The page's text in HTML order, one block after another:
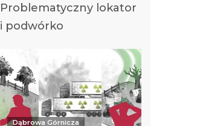
Problematyczny lokator
i podwórko
Dąbrowa Górnicza